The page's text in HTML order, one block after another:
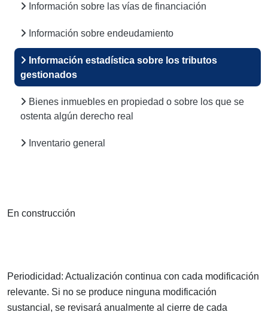
En construcción
Periodicidad: Actualización continua con cada modificación
relevante. Si no se produce ninguna modificación
sustancial, se revisará anualmente al cierre de cada
Información sobre las vías de financiación
Información sobre endeudamiento
Información estadística sobre los tributos
gestionados
Bienes inmuebles en propiedad o sobre los que se
ostenta algún derecho real
Inventario general